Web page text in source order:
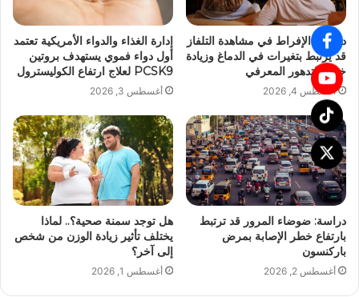
دراسة: الإفراط في مشاهدة التلفاز
قد يرتبط بتغيرات في الدماغ وزيادة
خطر التدهور المعرفي
أغسطس 4, 2026
إدارة الغذاء والدواء الأمريكية تعتمد
أول دواء فموي يستهدف بروتين
PCSK9 لعلاج ارتفاع الكوليسترول
أغسطس 3, 2026
دراسة: ضوضاء المرور قد ترتبط
بارتفاع خطر الإصابة بمرض
باركنسون
أغسطس 2, 2026
هل توجد سمنة صحية؟.. لماذا
يختلف تأثير زيادة الوزن من شخص
إلى آخر؟
أغسطس 1, 2026